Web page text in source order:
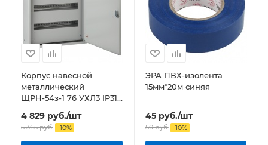
Корпус навесной
металлический
ЩРН-54з-1 76 УХЛ3 IP31
NO-123-22 ЭРА
4 829 руб./шт
5 365руб. -10%
ЭРА ПВХ-изолента
15мм*20м синяя
45руб./шт
50руб. -10%